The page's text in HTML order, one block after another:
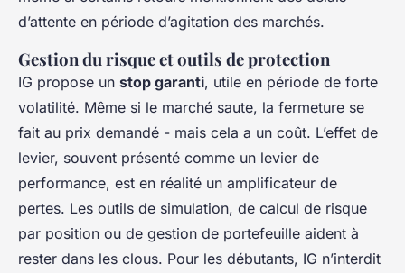
d’attente en période d’agitation des marchés.
Gestion du risque et outils de protection
IG propose un stop garanti, utile en période de forte
volatilité. Même si le marché saute, la fermeture se
fait au prix demandé - mais cela a un coût. L’effet de
levier, souvent présenté comme un levier de
performance, est en réalité un amplificateur de
pertes. Les outils de simulation, de calcul de risque
par position ou de gestion de portefeuille aident à
rester dans les clous. Pour les débutants, IG n’interdit